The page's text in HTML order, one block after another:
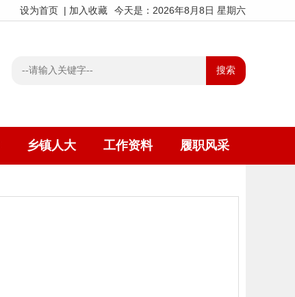
今天是：2026年8月8日 星期六
设为首页 | 加入收藏
乡镇人大 工作资料 履职风采